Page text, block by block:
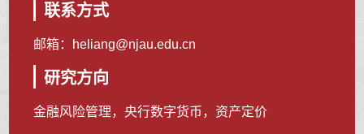
联系方式
邮箱： heliang@njau.edu.cn
研究方向
金融风险管理，央行数字货币，资产定价